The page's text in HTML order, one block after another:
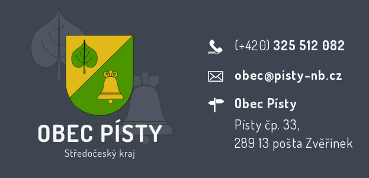
(+420) 325 512 082
obec@pisty-nb.cz
Obec Písty
Písty čp. 33,
289 13 pošta Zvěřínek